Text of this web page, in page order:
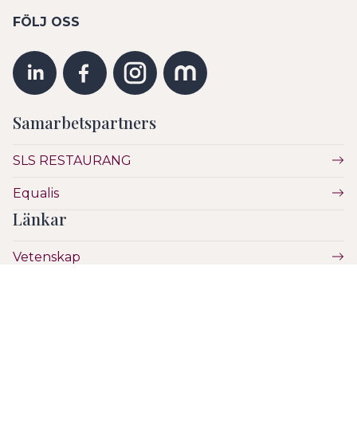
FÖLJ OSS
Samarbetspartners
SLS RESTAURANG
Equalis
Länkar
Vetenskap